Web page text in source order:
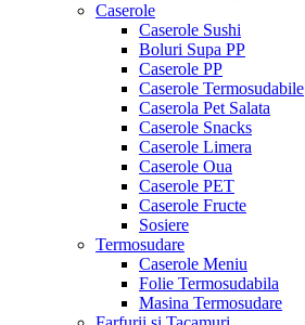
Caserole
Caserole Sushi
Boluri Supa PP
Caserole PP
Caserole Termosudabile
Caserola Pet Salata
Caserole Snacks
Caserole Limera
Caserole Oua
Caserole PET
Caserole Fructe
Sosiere
Termosudare
Caserole Meniu
Folie Termosudabila
Masina Termosudare